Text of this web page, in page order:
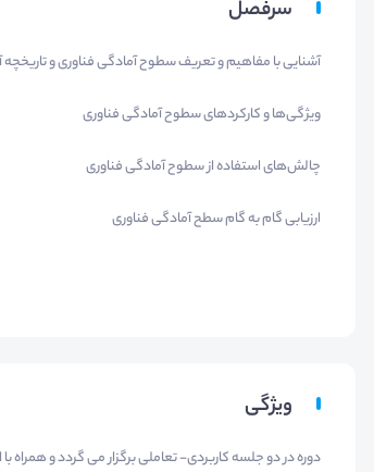
سرفصل
آشنایی با مفاهیم و تعریف سطوح آمادگی فناوری و تاریخچه
ویژگی‌ها و کارکردهای سطوح آمادگی فناوری
چالش‌های استفاده از سطوح آمادگی فناوری
ارزیابی گام به گام سطح آمادگی فناوری
ویژگی
دوره در دو جلسه کاربردی- تعاملی برگزار می گردد و همراه با